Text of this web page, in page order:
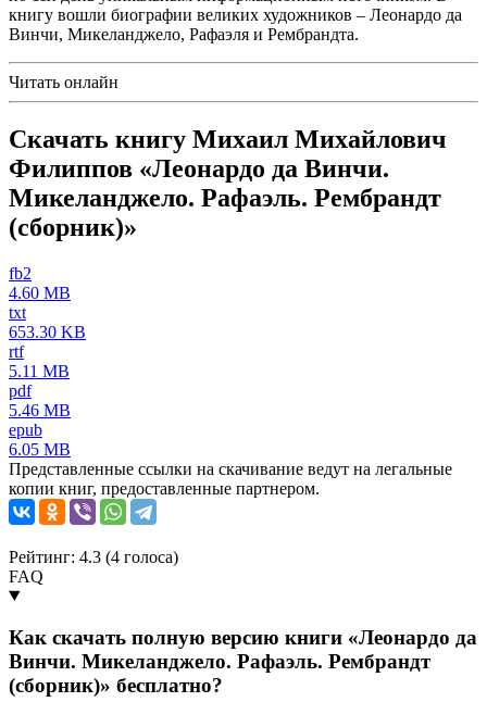
книгу вошли биографии великих художников – Леонардо да
Винчи, Микеланджело, Рафаэля и Рембрандта.
Читать онлайн
Скачать книгу Михаил Михайлович
Филиппов «Леонардо да Винчи.
Микеланджело. Рафаэль. Рембрандт
(сборник)»
fb2
4.60 MB
txt
653.30 KB
rtf
5.11 MB
pdf
5.46 MB
epub
6.05 MB
Представленные ссылки на скачивание ведут на легальные
копии книг, предоставленные партнером.
Рейтинг: 4.3 (4 голоса)
FAQ
Как скачать полную версию книги «Леонардо да
Винчи. Микеланджело. Рафаэль. Рембрандт
(сборник)» бесплатно?